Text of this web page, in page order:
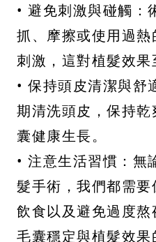
• 避免刺激與碰觸：
抓、摩擦或使用過
刺激，這對植髮效果
• 保持頭皮清潔與舒
期清洗頭皮，保持
囊健康生長。
• 注意生活習慣：無
髮手術，我們都需
飲食以及避免過度
毛囊穩定與植髮效果